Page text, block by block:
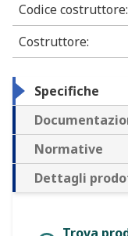
Codice costruttore:
Costruttore:
Specifiche
Normative
Dettagli